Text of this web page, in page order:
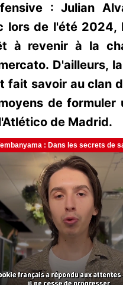
: Julian
lors de l'été 2024,
à revenir à la
D'ailleurs,
fait savoir au clan
de formuler
de Madrid.